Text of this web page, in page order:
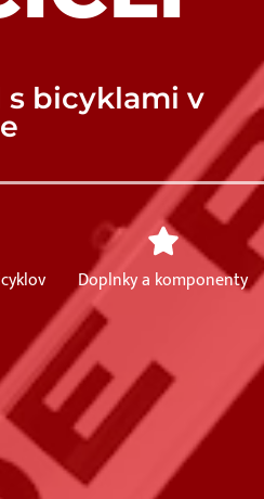
s bicyklami v
Doplnky a komponenty